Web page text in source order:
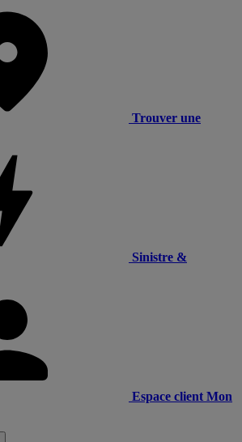
Trouver une
Sinistre &
Espace client Mon